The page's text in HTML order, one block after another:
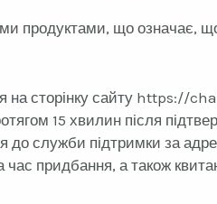
продуктами, що означає,
на сторінку сайту https://
15 хвилин після
до служби підтримки за
час придбання, а також